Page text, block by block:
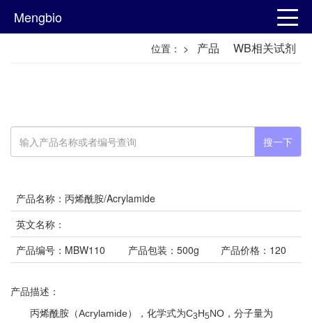
Mengbio
位置： > 产品 WB相关试剂
搜一下
产品名称：丙烯酰胺/Acrylamide
英文名称：
产品编号：MBW110
产品包装：500g 产品价格：120
产品描述：
丙烯酰胺（Acrylamide），化学式为C3H5NO，分子量为